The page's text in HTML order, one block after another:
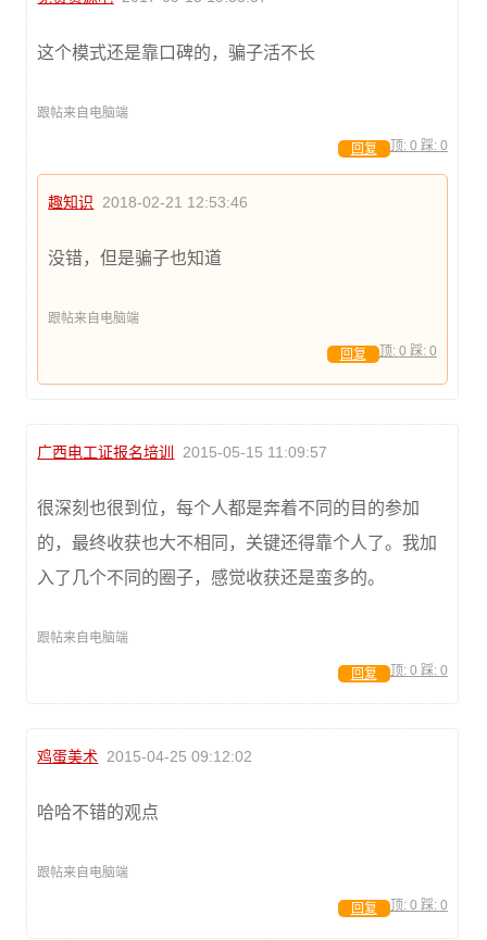
这个模式还是靠口碑的，骗子活不长
跟帖来自电脑端
顶: 0 踩: 0
回复
趣知识 2018-02-21 12:53:46
没错，但是骗子也知道
跟帖来自电脑端
顶: 0 踩: 0
回复
广西电工证报名培训 2015-05-15 11:09:57
很深刻也很到位，每个人都是奔着不同的目的参加
的，最终收获也大不相同，关键还得靠个人了。我加
入了几个不同的圈子，感觉收获还是蛮多的。
跟帖来自电脑端
顶: 0 踩: 0
回复
鸡蛋美术 2015-04-25 09:12:02
哈哈不错的观点
跟帖来自电脑端
顶: 0 踩: 0
回复